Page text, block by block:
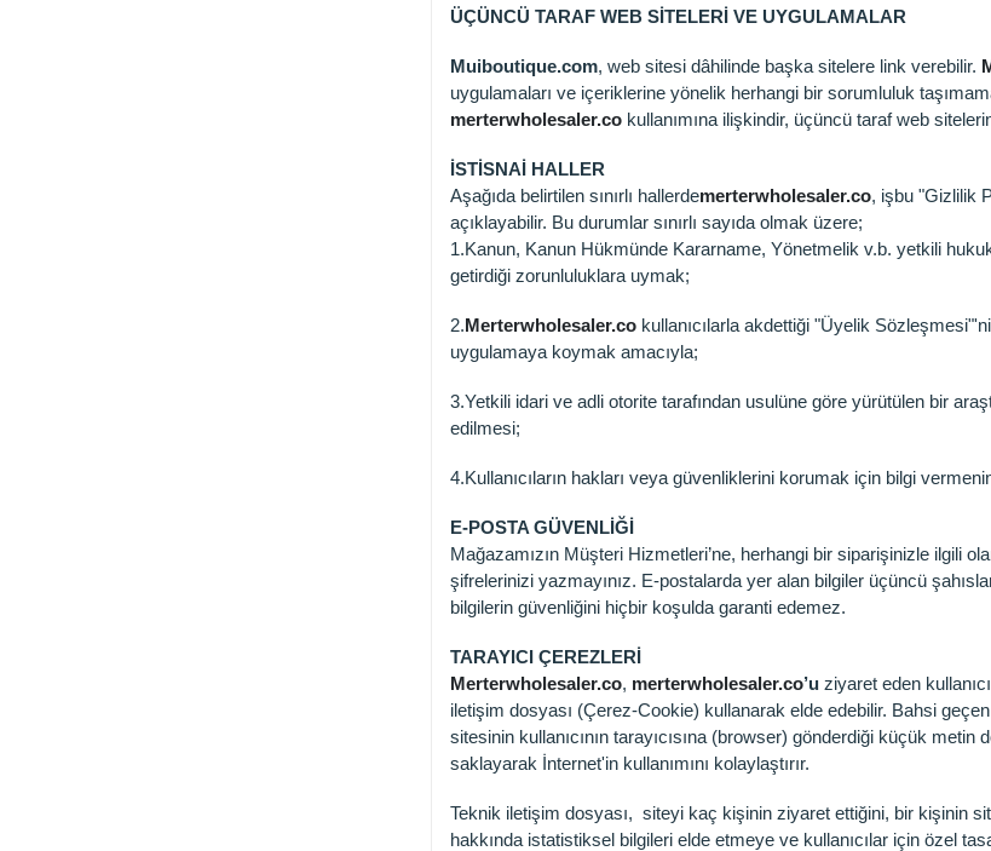
ÜÇÜNCÜ TARAF WEB SİTELERİ VE UYGULAMALAR
Muiboutique.com, web sitesi dâhilinde başka sitelere link verebilir.
uygulamaları ve içeriklerine yönelik herhangi bir sorumluluk
merterwholesaler.co kullanımına ilişkindir, üçüncü taraf web
İSTİSNAİ HALLER
Aşağıda belirtilen sınırlı hallerdemerterwholesaler.co, işbu "Gizlilik
açıklayabilir. Bu durumlar sınırlı sayıda olmak üzere;
1.Kanun, Kanun Hükmünde Kararname, Yönetmelik v.b. yetkili
getirdiği zorunluluklara uymak;
2. Merterwholesaler.co kullanıcılarla akdettiği "Üyelik
uygulamaya koymak amacıyla;
3.Yetkili idari ve adli otorite tarafından usulüne göre yürütülen bir
edilmesi;
4.Kullanıcıların hakları veya güvenliklerini korumak için bilgi
E-POSTA GÜVENLİĞİ
Mağazamızın Müşteri Hizmetleri’ne, herhangi bir siparişinizle ilgili
şifrelerinizi yazmayınız. E-postalarda yer alan bilgiler üçüncü
bilgilerin güvenliğini hiçbir koşulda garanti edemez.
TARAYICI ÇEREZLERİ
Merterwholesaler.co, merterwholesaler.co’u ziyaret eden
iletişim dosyası (Çerez-Cookie) kullanarak elde edebilir. Bahsi
sitesinin kullanıcının tarayıcısına (browser) gönderdiği küçük
saklayarak İnternet'in kullanımını kolaylaştırır.
Teknik iletişim dosyası, siteyi kaç kişinin ziyaret ettiğini, bir kişinin
hakkında istatistiksel bilgileri elde etmeye ve kullanıcılar için özel